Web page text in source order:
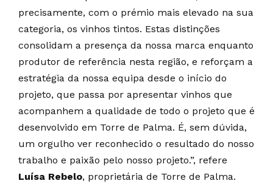
precisamente, com o prémio mais elevado na sua
categoria, os vinhos tintos. Estas distinções
consolidam a presença da nossa marca enquanto
produtor de referência nesta região, e reforçam a
estratégia da nossa equipa desde o início do
projeto, que passa por apresentar vinhos que
acompanhem a qualidade de todo o projeto que é
desenvolvido em Torre de Palma. É, sem dúvida,
um orgulho ver reconhecido o resultado do nosso
trabalho e paixão pelo nosso projeto.”, refere
Luísa Rebelo, proprietária de Torre de Palma.